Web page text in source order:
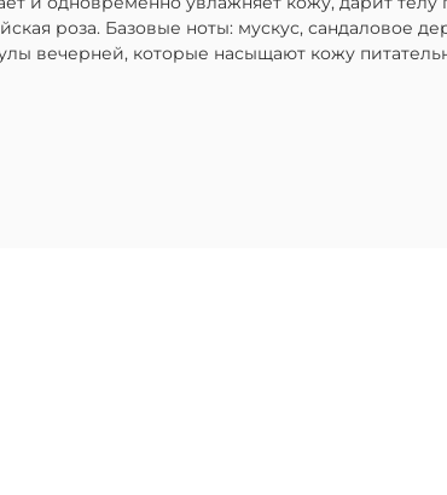
роза. Базовые ноты: мускус, сандаловое
вечерней, которые насыщают кожу